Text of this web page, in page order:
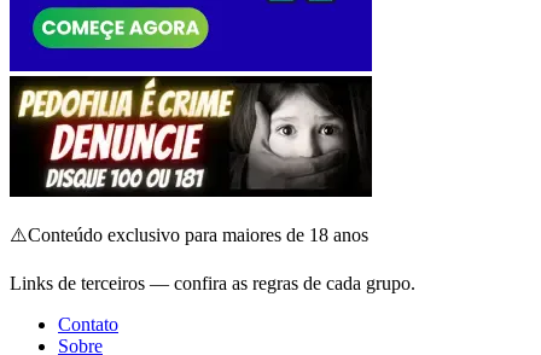
⚠️Conteúdo exclusivo para maiores de 18 anos
Links de terceiros — confira as regras de cada grupo.
Contato
Sobre